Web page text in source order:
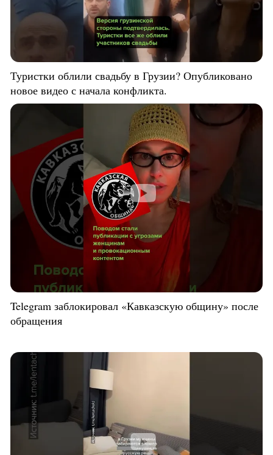
Туристки облили свадьбу в Грузии? Опубликовано
новое видео с начала конфликта.
Telegram заблокировал «Кавказскую общину» после
обращения